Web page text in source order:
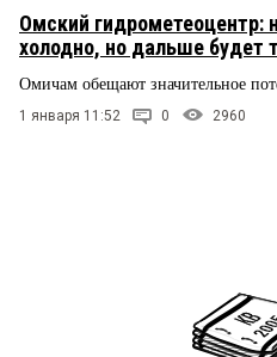
Омский гидрометеоцентр:
холодно, но дальше будет
Омичам обещают значительное
1 января 11:52 0 2960